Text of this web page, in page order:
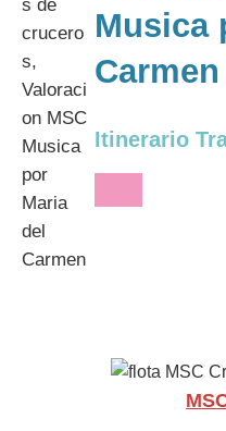
Musica
Carmen
Itinerario